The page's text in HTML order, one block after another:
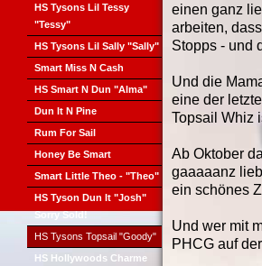
HS Tysons Lil Tessy
"Tessy"
HS Tysons Lil Sally "Sally"
Smart Miss N Cash
HS Smart N Dun "Alma"
Dun It N Pine
Rum For Sail
Honey Be Smart
Smart Little Theo - "Theo"
HS Tyson Dun It "Josh"
Sorry Sold!
HS Tysons Topsail "Goody"
HS Hollywoods Charme
einen ganz
arbeiten,
Stopps - und
Und die
eine der
Topsail Whiz
Ab Oktober
gaaaaanz
ein schönes
Und wer mit
PHCG auf